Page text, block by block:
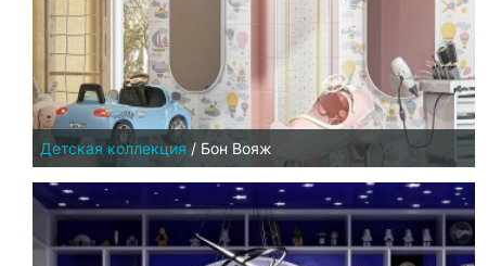
Детская коллекция / Бон Вояж